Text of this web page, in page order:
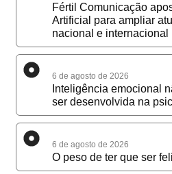
Fértil Comunicação
Artificial para ampliar
nacional e internacional
6 de agosto de 2026
Inteligência emocional
ser desenvolvida na
6 de agosto de 2026
O peso de ter que ser